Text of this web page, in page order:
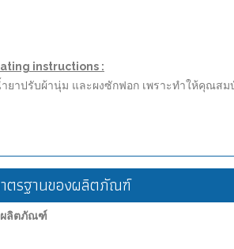
instructions :
าปรับผ้านุ่ม และผงซักฟอก เพราะทำให้คุณส
าตรฐานของผลิตภัณฑ์
ผลิตภัณฑ์